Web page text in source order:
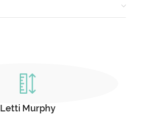
Letti Murphy